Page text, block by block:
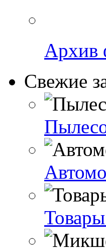
Архив
Свежие